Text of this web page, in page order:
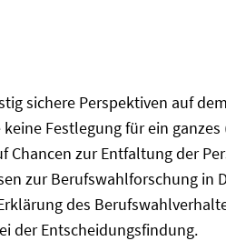
sichere Perspektiven auf
Festlegung für ein
Chancen zur Entfaltung der
zur Berufswahlforschung in
des
der Entscheidungsfindung.